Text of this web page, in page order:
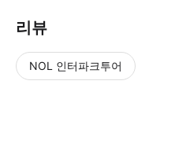
리뷰
NOL 인터파크투어